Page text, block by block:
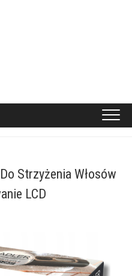
Strzyżenia Włosów
LCD